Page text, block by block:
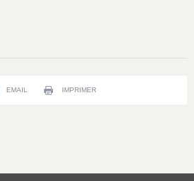
EMAIL IMPRIMER